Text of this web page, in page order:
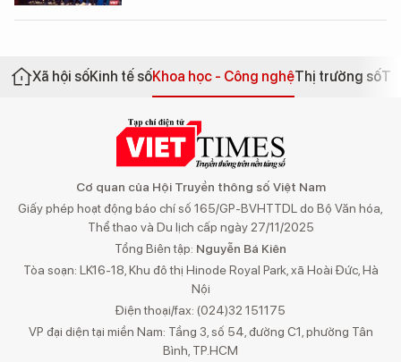
Xã hội sốKinh tế sốKhoa học - Công nghệThị trường số
Cơ quan của Hội Truyền thông số Việt Nam
Giấy phép hoạt động báo chí số 165/GP-BVHTTDL do Bộ Văn hóa,
Thể thao và Du lịch cấp ngày 27/11/2025
Tổng Biên tập: Nguyễn Bá Kiên
Tòa soạn: LK16-18, Khu đô thị Hinode Royal Park, xã Hoài Đức, Hà
Nội
Điện thoại/fax: (024)32 151175
VP đại diện tại miền Nam: Tầng 3, số 54, đường C1, phường Tân
Bình, TP.HCM